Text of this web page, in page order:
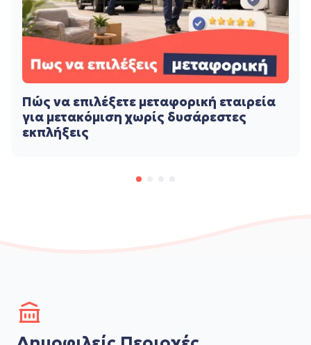
Πώς να επιλέξετε μεταφορική εταιρεία
για μετακόμιση χωρίς δυσάρεστες
εκπλήξεις